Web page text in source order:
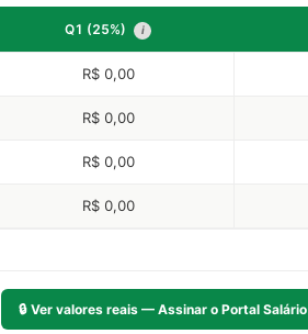
Q1 (25%) i
R$ 0,00
R$ 0,00
R$ 0,00
R$ 0,00
🔒 Ver valores reais — Assinar o Portal Salário